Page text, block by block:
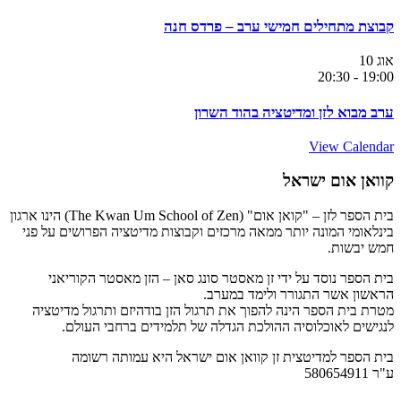
קבוצת מתחילים חמישי ערב – פרדס חנה
אוג 10
19:00
-
20:30
ערב מבוא לזן ומדיטציה בהוד השרון
View Calendar
קוואן אום ישראל
בית הספר לזן – "קואן אום" (The Kwan Um School of Zen) הינו ארגון
בינלאומי המונה יותר ממאה מרכזים וקבוצות מדיטציה הפרושים על פני
חמש יבשות.
בית הספר נוסד על ידי זן מאסטר סונג סאן – הזן מאסטר הקוריאני
הראשון אשר התגורר ולימד במערב.
מטרת בית הספר הינה להפוך את תרגול הזן בודהיזם ותרגול מדיטציה
לנגישים לאוכלוסיה ההולכת הגדלה של תלמידים ברחבי העולם.
בית הספר למדיטצית זן קוואן אום ישראל היא עמותה רשומה
ע"ר 580654911